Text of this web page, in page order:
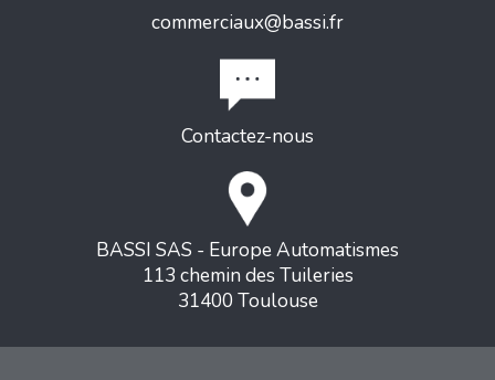
commerciaux@bassi.fr
Contactez-nous
BASSI SAS - Europe Automatismes
113 chemin des Tuileries
31400 Toulouse